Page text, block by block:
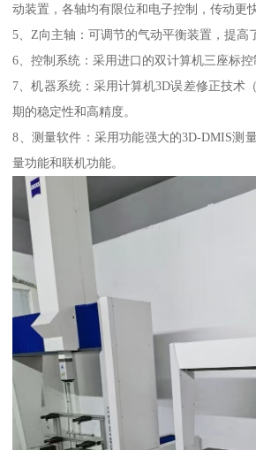
动装置，各轴均有限位和电子控制，传动更
5、Z向主轴：可调节的气动平衡装置，提高
6、控制系统：采用进口的双计算机三座标控
7、机器系统：采用计算机3D误差修正技术
期的稳定性和高精度。
8、测量软件：采用功能强大的3D-DMIS测
量功能和联机功能。